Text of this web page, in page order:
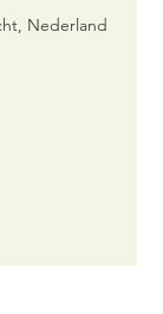
Nederland